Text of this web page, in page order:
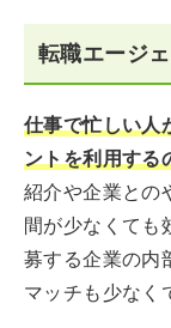
転職エージ
仕事で忙しい人
ントを利用する
紹介や企業との
間が少なくても
募する企業の内
マッチも少なく